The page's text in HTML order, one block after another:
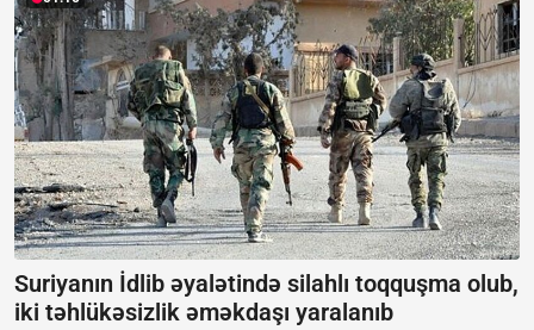
Suriyanın İdlib əyalətində silahlı toqquşma olub,
iki təhlükəsizlik əməkdaşı yaralanıb